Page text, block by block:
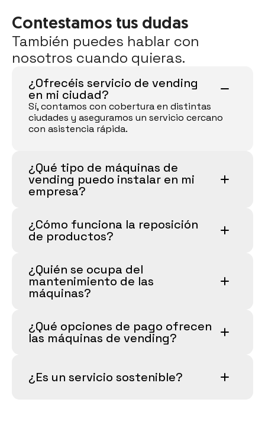
Contestamos tus dudas
También puedes hablar con
nosotros cuando quieras.
¿Ofrecéis servicio de vending
en mi ciudad?
Sí, contamos con cobertura en distintas
ciudades y aseguramos un servicio cercano
con asistencia rápida.
¿Qué tipo de máquinas de
vending puedo instalar en mi
empresa?
¿Cómo funciona la reposición
de productos?
¿Quién se ocupa del
mantenimiento de las
máquinas?
¿Qué opciones de pago ofrecen
las máquinas de vending?
¿Es un servicio sostenible?